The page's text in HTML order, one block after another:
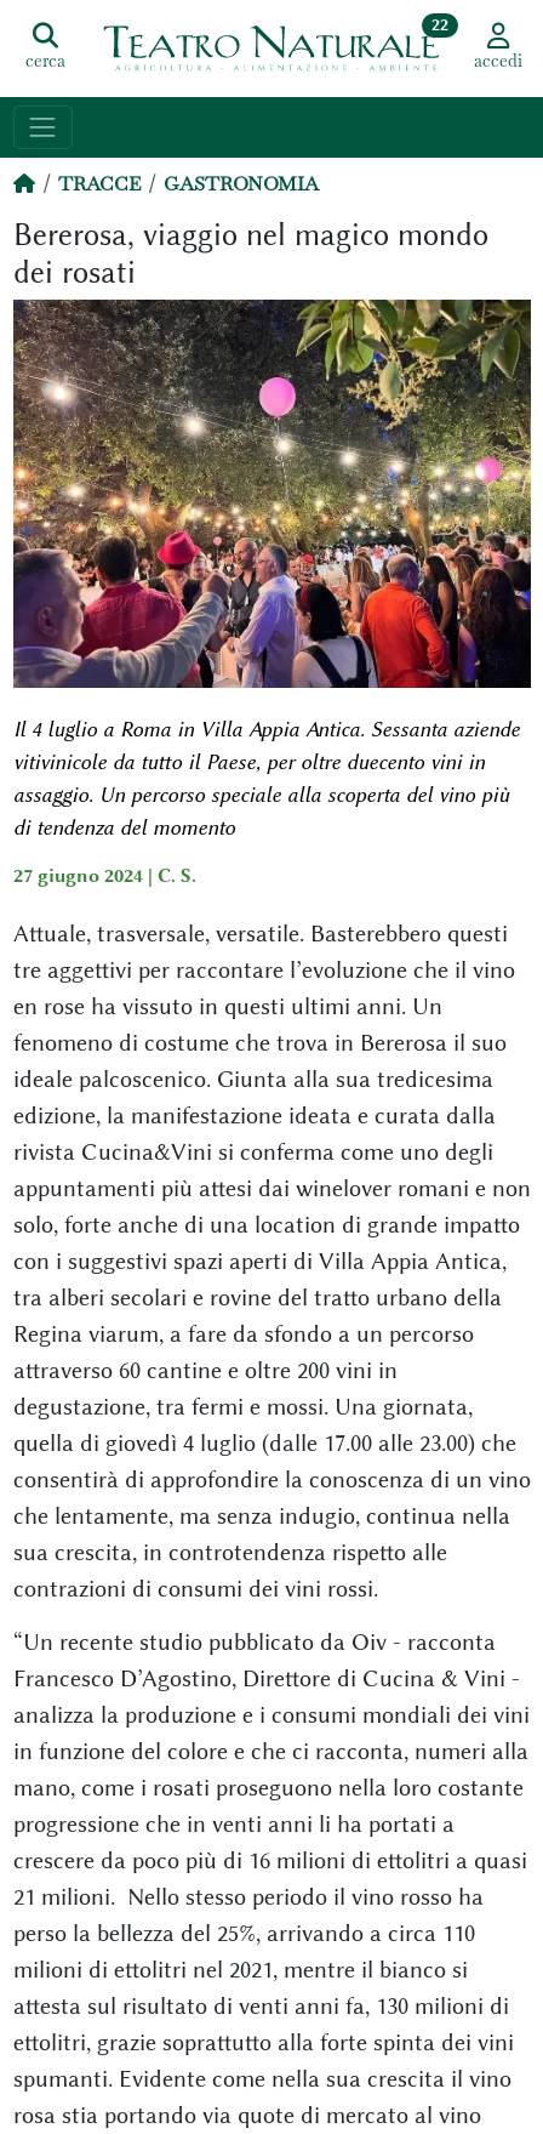
cerca
22
accedi
TRACCE GASTRONOMIA
Bererosa, viaggio nel magico mondo
dei rosati
Il 4 luglio a Roma in Villa Appia Antica. Sessanta aziende
vitivinicole da tutto il Paese, per oltre duecento vini in
assaggio. Un percorso speciale alla scoperta del vino più
di tendenza del momento
27 giugno 2024 | C. S.
Attuale, trasversale, versatile. Basterebbero questi
tre aggettivi per raccontare l’evoluzione che il vino
en rose ha vissuto in questi ultimi anni. Un
fenomeno di costume che trova in Bererosa il suo
ideale palcoscenico. Giunta alla sua tredicesima
edizione, la manifestazione ideata e curata dalla
rivista Cucina&Vini si conferma come uno degli
appuntamenti più attesi dai winelover romani e non
solo, forte anche di una location di grande impatto
con i suggestivi spazi aperti di Villa Appia Antica,
tra alberi secolari e rovine del tratto urbano della
Regina viarum, a fare da sfondo a un percorso
attraverso 60 cantine e oltre 200 vini in
degustazione, tra fermi e mossi. Una giornata,
quella di giovedì 4 luglio (dalle 17.00 alle 23.00) che
consentirà di approfondire la conoscenza di un vino
che lentamente, ma senza indugio, continua nella
sua crescita, in controtendenza rispetto alle
contrazioni di consumi dei vini rossi.
“Un recente studio pubblicato da Oiv - racconta
Francesco D’Agostino, Direttore di Cucina & Vini -
analizza la produzione e i consumi mondiali dei vini
in funzione del colore e che ci racconta, numeri alla
mano, come i rosati proseguono nella loro costante
progressione che in venti anni li ha portati a
crescere da poco più di 16 milioni di ettolitri a quasi
21 milioni. Nello stesso periodo il vino rosso ha
perso la bellezza del 25%, arrivando a circa 110
milioni di ettolitri nel 2021, mentre il bianco si
attesta sul risultato di venti anni fa, 130 milioni di
ettolitri, grazie soprattutto alla forte spinta dei vini
spumanti. Evidente come nella sua crescita il vino
rosa stia portando via quote di mercato al vino